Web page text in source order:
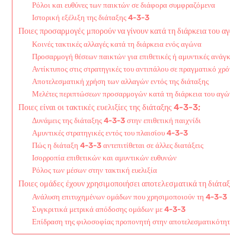
Ρόλοι και ευθύνες των παικτών σε διάφορα συμφραζόμενα
Ιστορική εξέλιξη της διάταξης 4-3-3
Ποιες προσαρμογές μπορούν να γίνουν κατά τη διάρκεια του
Κοινές τακτικές αλλαγές κατά τη διάρκεια ενός αγώνα
Προσαρμογή θέσεων παικτών για επιθετικές ή αμυντικές
Αντίκτυπος στις στρατηγικές του αντιπάλου σε πραγματικό
Αποτελεσματική χρήση των αλλαγών εντός της διάταξης
Μελέτες περιπτώσεων προσαρμογών κατά τη διάρκεια του
Ποιες είναι οι τακτικές ευελιξίες της διάταξης 4-3-3;
Δυνάμεις της διάταξης 4-3-3 στην επιθετική παιχνίδι
Αμυντικές στρατηγικές εντός του πλαισίου 4-3-3
Πώς η διάταξη 4-3-3 αντεπιτίθεται σε άλλες διατάξεις
Ισορροπία επιθετικών και αμυντικών ευθυνών
Ρόλος των μέσων στην τακτική ευελιξία
Ποιες ομάδες έχουν χρησιμοποιήσει αποτελεσματικά τη
Ανάλυση επιτυχημένων ομάδων που χρησιμοποιούν τη 4-3-3
Συγκριτικά μετρικά απόδοσης ομάδων με 4-3-3
Επίδραση της φιλοσοφίας προπονητή στην